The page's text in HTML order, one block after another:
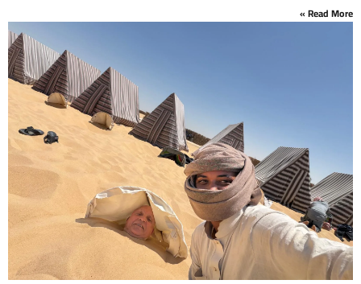
Read More »